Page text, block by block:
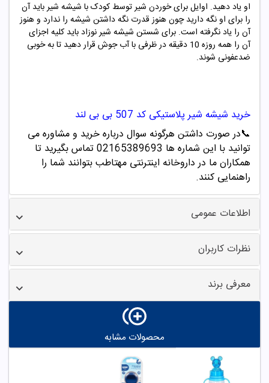
او یاد دهید. اوایل برای خوردن شیر توسط کودک با شیشه شیر باید آن
را برای او نگه دارید چون هنوز قدرت نگه داشتن شیشه را ندارد و هنوز
آن را یاد نگرفته است. برای شستن شیشه شیر نوزاد باید کلیه اجزای
آن را همه روزه 10 دقیقه در ظرفی با آب جوش قرار دهید تا به خوبی
ضدعفونی شوند.
خرید شیشه شیر پلاستیکی کد 507 بی بی لند
📞در صورت داشتن هرگونه سوال درباره خرید و مشاوره می
توانید با این شماره ها 02165389693
تماس بگیرید تا
همکاران ما در داروخانه اینترنتی مهتاطب بتوانند شما را
راهنمایی کنند.
اطلاعات عمومی
نظرات کاربران
معرفی برند
محصولات مشابه